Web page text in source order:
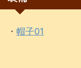
・ 帽子01